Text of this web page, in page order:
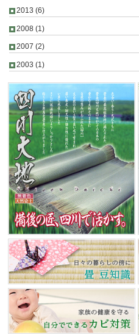
2013 (6)
2008 (1)
2007 (2)
2003 (1)